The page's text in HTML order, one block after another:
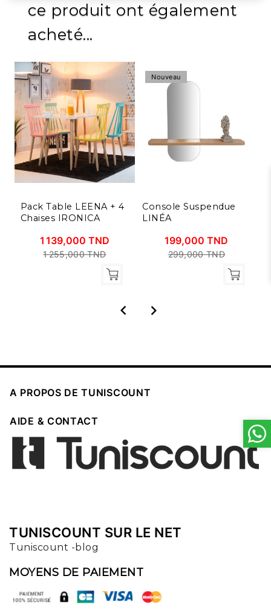
ce produit ont également
acheté...
Pack Table LEENA + 4
Chaises IRONICA
1 139,000 TND
1 255,000 TND
Nouveau
Console Suspendue
LINÉA
199,000 TND
299,000 TND
 
A PROPOS DE TUNISCOUNT
AIDE & CONTACT 
TUNISCOUNT SUR LE NET
Tuniscount -blog
MOYENS DE PAIEMENT